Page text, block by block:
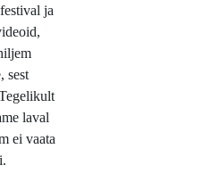
ja
sest
laval
ei vaata